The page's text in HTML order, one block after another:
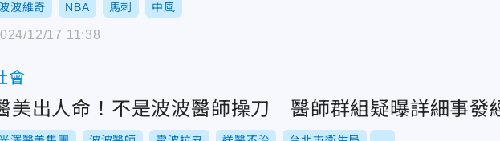
波維奇 NBA 馬刺 中風
12/17 11:38
會
美出人命！不是波波醫師操刀 醫師群組疑曝詳細事發